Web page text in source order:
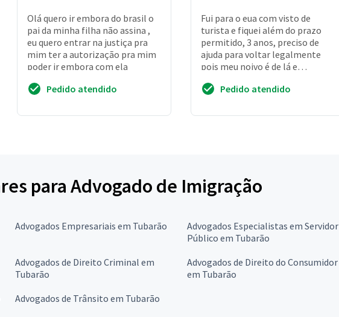
Olá quero ir embora do brasil o
pai da minha filha não assina ,
eu quero entrar na justiça pra
mim ter a autorização pra mim
poder ir embora com ela
Pedido atendido
Fui para o eua com visto de
turista e fiquei além do prazo
permitido, 3 anos, preciso de
ajuda para voltar legalmente
pois meu noivo é de lá e
Pedido atendido
para Advogado de Imigração
Advogados Empresariais em Tubarão
Advogados Especialistas em Servidor
Público em Tubarão
Advogados de Direito Criminal em
Tubarão
Advogados de Direito do Consumidor
em Tubarão
Advogados de Trânsito em Tubarão